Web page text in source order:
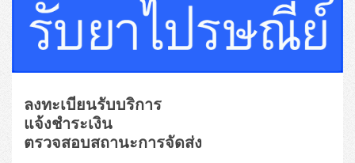
ลงทะเบียนรับบริการ
แจ้งชำระเงิน
ตรวจสอบสถานะการจัดส่ง